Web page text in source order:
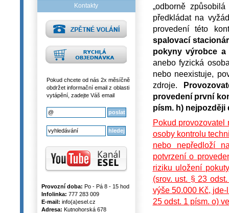
Kontakty
Pokud chcete od nás 2x měsíčně
obdržet informační email z oblasti
vytápění, zadejte Váš email
Provozní doba: Po - Pá 8 - 15 hod
Infolinka: 777 283 009
E-mail: info(a)esel.cz
Adresa: Kutnohorská 678
„odborně
předkládat na
provedení této
spalovací
pokyny výrobce a
anebo fyzická
nebo neexistuje,
zdroje.
provedení první
písm. h)
Pokud
osoby kontrolu
nebo nepředloží
potvrzení o
riziku uložení
(srov. ust. § 23
výše 50.000 Kč,
25 odst. 1 písm. o)